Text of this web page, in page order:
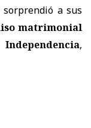
sorprendió a sus
matrimonial
,